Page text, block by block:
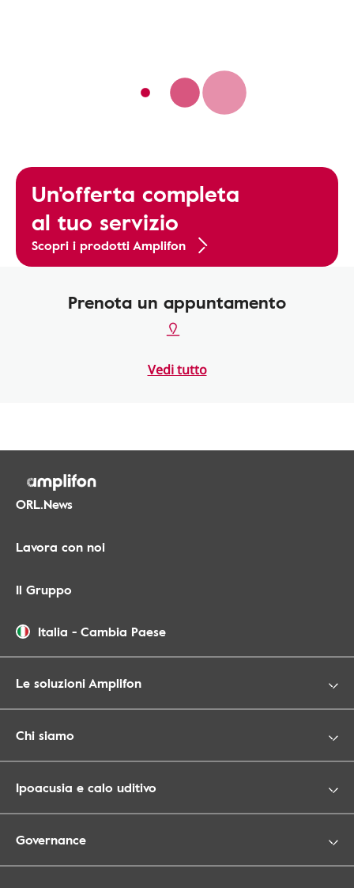
Un'offerta completa
al tuo servizio
Scopri i prodotti Amplifon
Prenota un appuntamento
Vedi tutto
ORL.News
Lavora con noi
Il Gruppo
Italia - Cambia Paese
Le soluzioni Amplifon
Chi siamo
Ipoacusia e calo uditivo
Governance